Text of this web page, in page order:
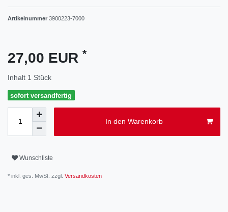
Artikelnummer 3900223-7000
27,00 EUR *
Inhalt 1 Stück
sofort versandfertig
In den Warenkorb
Wunschliste
* inkl. ges. MwSt. zzgl. Versandkosten